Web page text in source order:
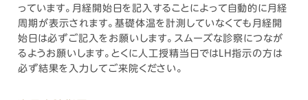
っています。月経開始日を記入することによって自動的に月経
周期が表示されます。基礎体温を計測していなくても月経開
始日は必ずご記入をお願いします。スムーズな診察につなが
るようお願いします。とくに人工授精当日ではLH指示の方は
必ず結果を入力してご来院ください。